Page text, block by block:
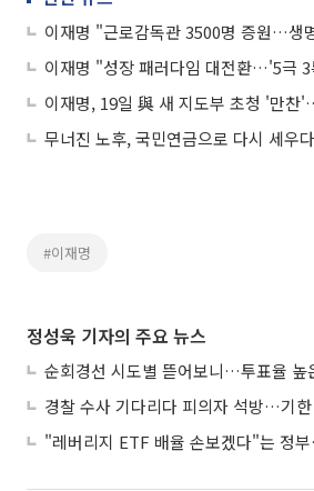
이재명, 19일 與 새 지도부 초청 '만찬
무너진 노후, 국민연금으로 다시 세우다
#이재명
정성욱 기자의 주요 뉴스